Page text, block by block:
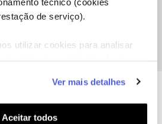
de serviço).
utilizar cookies para analisar
de personalização e
anúncios aos seus interesses
personalizada). Pode gerir a
Ver mais detalhes
Aceitar todos